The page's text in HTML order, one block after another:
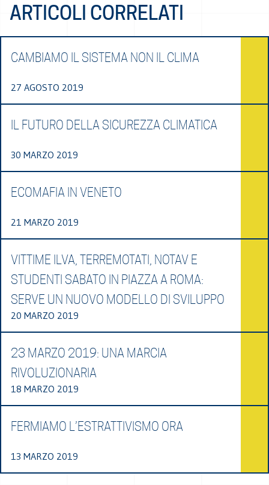
ARTICOLI CORRELATI
CAMBIAMO IL SISTEMA NON IL CLIMA
27 AGOSTO 2019
IL FUTURO DELLA SICUREZZA CLIMATICA
30 MARZO 2019
ECOMAFIA IN VENETO
21 MARZO 2019
VITTIME ILVA, TERREMOTATI, NOTAV E
STUDENTI SABATO IN PIAZZA A ROMA:
SERVE UN NUOVO MODELLO DI SVILUPPO
20 MARZO 2019
23 MARZO 2019: UNA MARCIA
RIVOLUZIONARIA
18 MARZO 2019
FERMIAMO L’ESTRATTIVISMO ORA
13 MARZO 2019